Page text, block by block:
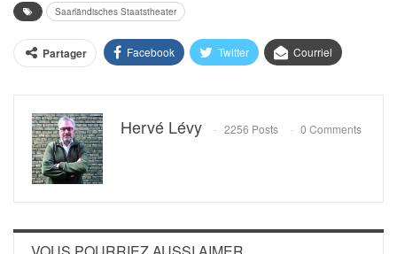
Saarländisches Staatstheater
Partager Facebook Twitter Courriel
Hervé Lévy 2256 Posts 0 Comments